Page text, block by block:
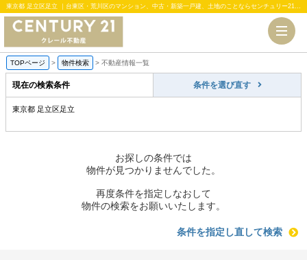
東京都 足立区足立 ｜台東区・荒川区のマンション、中古・新築一戸建、土地のことならセンチュリー21クレール不動産
TOPページ > 物件検索 > 不動産情報一覧
現在の検索条件 条件を選び直す
東京都 足立区足立
お探しの条件では
物件が見つかりませんでした。
再度条件を指定しなおして
物件の検索をお願いいたします。
条件を指定し直して検索